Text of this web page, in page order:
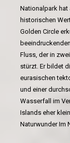
Nationalpark hat
historischen
Golden Circle
Fluss, der in
stürzt. Er bildet
eurasischen
und einer
Wasserfall im
Islands eher
Naturwunder Im